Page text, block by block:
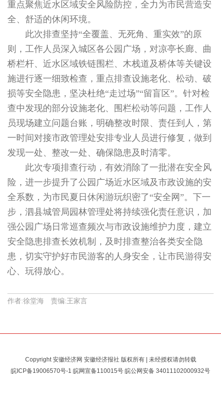
重点聚焦近水区域安全风险防控，全力为市民营造安
全、舒适的休闲环境。
此次排查坚持“全覆盖、无死角、重实效”的原
则，工作人员深入城区各公园广场，对凉亭长廊、曲
桥栏杆、近水区域铁链围栏、木栈道及桥体等关键设
施进行逐一细致检查，重点排查设施老化、松动、破
损等安全隐患，坚决杜绝“走过场”“留盲区”。针对检
查中发现的部分设施老化、围栏松动等问题，工作人
员现场建立问题台账，明确整改时限、责任到人，第
一时间对接市政管理处安排专业人员进行修复，做到
发现一处、整改一处、确保隐患及时清零。
此次专项排查行动，有效消除了一批潜在安全风
险，进一步提升了公园广场近水区域及市政设施的安
全系数，为市民夏日休闲游玩织密了“安全网”。下一
步，泗县城管局园林管理处将持续强化责任意识，加
强公园广场日常巡查频次与市政设施维护力度，建立
安全隐患排查长效机制，及时排查整治各类安全隐
患，切实守护好市民游客的人身安全，让市民游得安
心、玩得放心。
作者:徐堂海 责编:王家言
Copyright 安徽经济网 安徽经济报社 版权所有 | 未经授权请勿转载
皖ICP备19006570号-1 皖网宣备110015号 皖公网安备 34011102000932号